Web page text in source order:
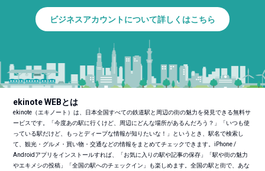
ビジネスアカウントについて詳しくはこちら
ekinote WEBとは
ekinote（エキノート）は、日本全国すべての鉄道駅と周辺の街の魅力を発見できる無料サ
ービスです。「今度あの駅に行くけど、周辺にどんな場所があるんだろう？」「いつも使
っている駅だけど、もっとディープな情報が知りたいな！」というとき、駅名で検索し
て、観光・グルメ・買い物・交通などの情報をまとめてチェックできます。iPhone /
Androidアプリをインストールすれば、「お気に入りの駅や記事の保存」「駅や街の魅力
やエキメシの投稿」「全国の駅へのチェックイン」も楽しめます。全国の駅と街で、あな